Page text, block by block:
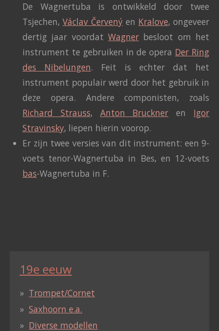
De Wagnertuba is ontwikkeld door twee
Tsjechen, Václav Červený en Kralove, ongeveer
dertig jaar voordat Wagner besloot om het
instrument te gebruiken in de opera Der Ring
des Nibelungen. Feit is echter dat het
instrument populair werd door het gebruik in
deze opera. Andere componisten, zoals
Richard Strauss, Anton Bruckner en Igor
Stravinsky, liepen hierin voorop.
Er zijn twee versies van dit instrument: een 9-
voets tenor-Wagnertuba in Bes, en 12-voets
bas-Wagnertuba in F.
19e eeuw
Trompet/Cornet
Saxhoorn e.a.
Diverse modellen